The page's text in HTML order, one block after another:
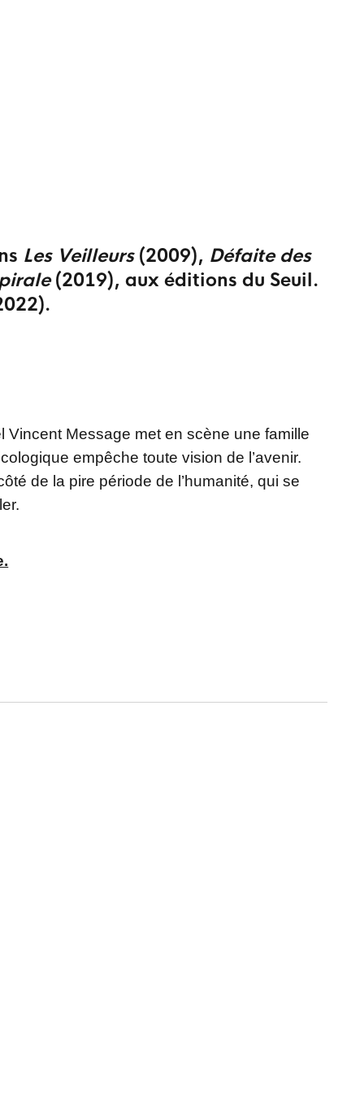
Les Veilleurs(2009), Défaite des
(2019), aux éditions du Seuil.
Message met en scène une famille
empêche toute vision de l’avenir.
de la pire période de l’humanité, qui se